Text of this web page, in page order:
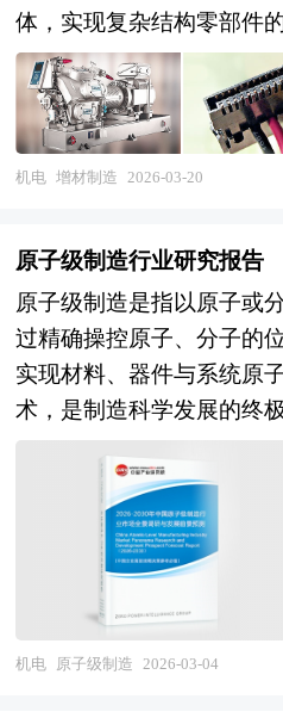
体，实现复杂结构零部件
材、等材制造在几何复杂
期等方面的限制，为航空
具、能源装备等领域提供
的高效制造解决方案。从
镜、喷头、控制系统），
粉末床熔融、选区激光烧
化成形、定向能量沉积、
及下游应用服务（航空航
与手术导板、模具随形冷
文创消费品、建筑构件）
形材料可分为金属增材制
瓷增材制造及复合材料增
形成粉末床熔融、定向能
合、粘结剂喷射等多元工
展与工艺成熟度提升，增
接生产、从单一工艺向多
机电 增材制造 2026-03-20
原子级制造行业研究报告
原子级制造是指以原子或
过精确操控原子、分子的
实现材料、器件与系统原
术，是制造科学发展的终
分子束外延、自组装技术
打印等关键工艺，以及原
材料、单分子传感器、原
涉及物理学、化学、材料
程、量子信息等多学科深
限、理论基础前沿、技术
机电 原子级制造 2026-03-04